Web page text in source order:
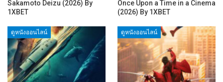
Sakamoto Deizu (2026) By
1XBET
Once Upon a Time in a Cinema
(2026) By 1XBET
ดูหนังออนไลน์ ดูหนังออนไลน์